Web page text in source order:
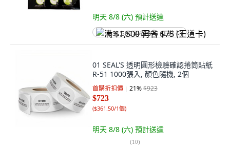
明天 8/8 (六) 預計送達
满 $1,500 再省 $75 (王道卡)
01 SEAL'S 透明圓形檢驗確認捲筒貼紙
R-51 1000張入, 顏色隨機, 2個
首購折扣價 21%$923
$723
($361.50/1個)
明天 8/8 (六) 預計送達
(10)